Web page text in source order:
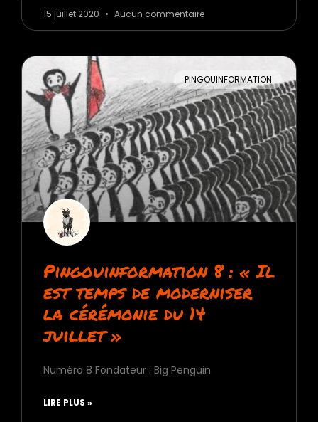
15 juillet 2020 Aucun commentaire
PINGOUINFORMATION
Pingouinformation 8 : « Il
est temps de moderniser
la cérémonie du 14
juillet »
Numéro 8 Fondateur : Big Penguin
LIRE PLUS »